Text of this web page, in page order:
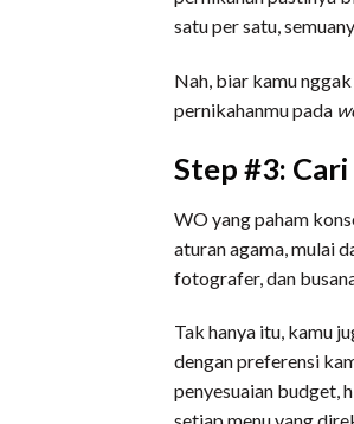
satu per satu,
Nah, biar kamu
pernikahanmu pada
Step #3:
WO yang paham
aturan agama, mulai
fotografer, dan
Tak hanya itu, kamu
dengan preferensi
penyesuaian budget,